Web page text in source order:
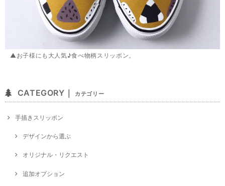
▲お子様にも大人気♪食べ物柄スリッポン。
CATEGORY｜ カテゴリー
手描きスリッポン
デザインから選ぶ
オリジナル・リクエスト
追加オプション